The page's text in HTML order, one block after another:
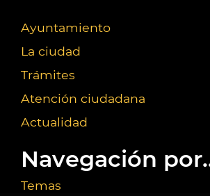
Ayuntamiento
La ciudad
Trámites
Atención ciudadana
Actualidad
Navegación
Temas